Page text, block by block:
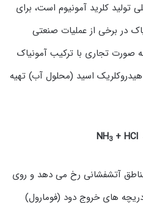
تولید کلرید آمونیوم است، برای
در برخی از عملیات صنعتی
صورت تجاری با ترکیب آمونیاک
هیدروکلریک اسید (محلول آب) تهیه
NH3+ HCl
آتشفشانی رخ می دهد و روی
های خروج دود (فومارول)